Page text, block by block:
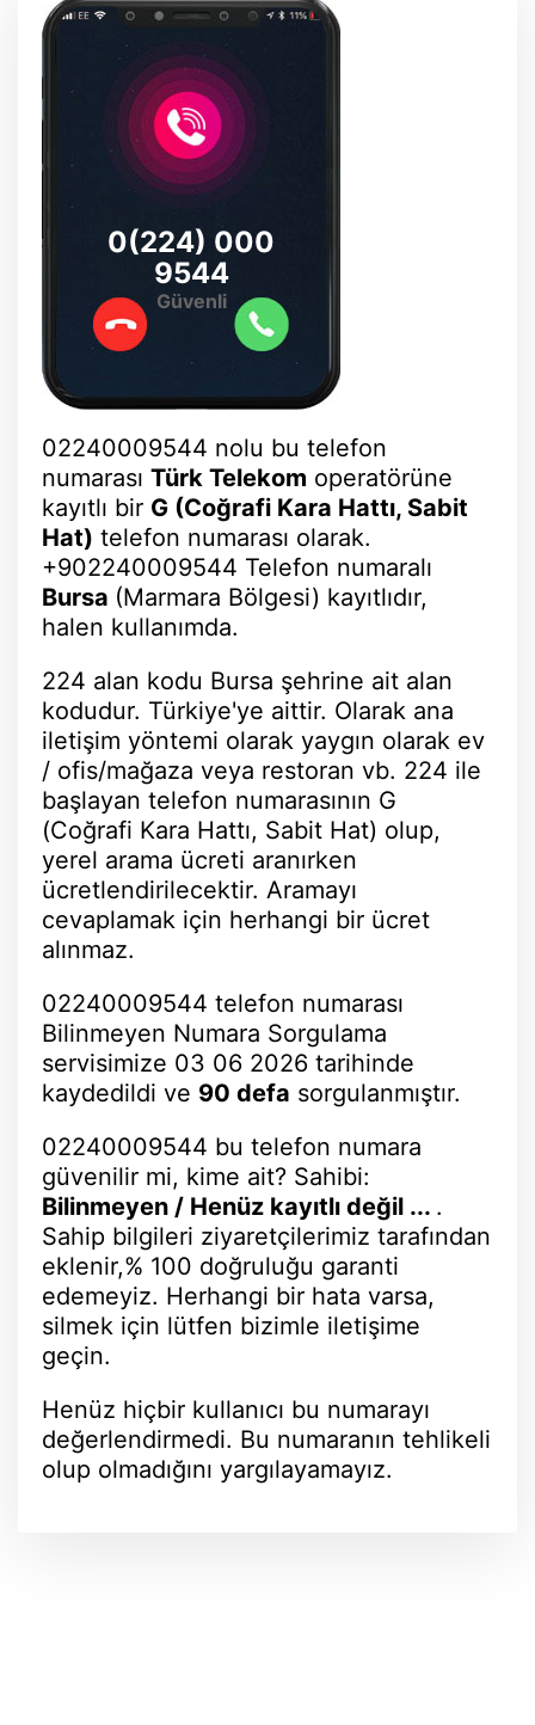
0(224) 000
9544
Güvenli
02240009544 nolu bu telefon
numarası Türk Telekom operatörüne
kayıtlı bir G (Coğrafi Kara Hattı, Sabit
Hat) telefon numarası olarak.
+902240009544 Telefon numaralı
Bursa (Marmara Bölgesi) kayıtlıdır,
halen kullanımda.
224 alan kodu Bursa şehrine ait alan
kodudur. Türkiye'ye aittir. Olarak ana
iletişim yöntemi olarak yaygın olarak ev
/ ofis/mağaza veya restoran vb. 224 ile
başlayan telefon numarasının G
(Coğrafi Kara Hattı, Sabit Hat) olup,
yerel arama ücreti aranırken
ücretlendirilecektir. Aramayı
cevaplamak için herhangi bir ücret
alınmaz.
02240009544 telefon numarası
Bilinmeyen Numara Sorgulama
servisimize 03 06 2026 tarihinde
kaydedildi ve 90 defa sorgulanmıştır.
02240009544 bu telefon numara
güvenilir mi, kime ait? Sahibi:
Bilinmeyen / Henüz kayıtlı değil ... .
Sahip bilgileri ziyaretçilerimiz tarafından
eklenir,% 100 doğruluğu garanti
edemeyiz. Herhangi bir hata varsa,
silmek için lütfen bizimle iletişime
geçin.
Henüz hiçbir kullanıcı bu numarayı
değerlendirmedi. Bu numaranın tehlikeli
olup olmadığını yargılayamayız.